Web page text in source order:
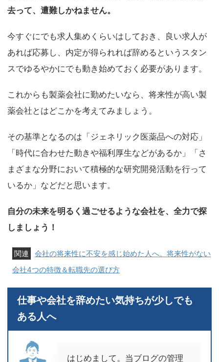
去って、遭難しかねません。
今すぐにでも求人集めくらいはしておき、良い求人が
あれば応募し、内定が得られれば辞めるというスタン
スでゆるやかにでも動き始めておく必要があります。
これからも製薬会社に勤めたいなら、将来性が高い製
薬会社とはどこかを考えてみましょう。
その基準となるのは「ジェネリック医薬品への対応」
「時代に合わせた動きや福利厚生などがあるか」「さ
まざまな分野において積極的な研究開発活動を行って
いるか」などだと思います。
自分の未来を明るく過ごせるような会社を、全力で探
しましょう！
会社の将来性に不安を感じ始めた人へ。将来性がない
会社4つの特徴＆転職先の選び方
仕事や会社を辞めたい気持ちが少しでも
ある人へ
はじめまして。当ブログの管理